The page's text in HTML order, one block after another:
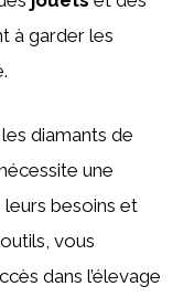
à garder les
diamants de
une
besoins et
vous
dans l’élevage